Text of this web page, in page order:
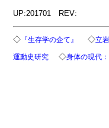
UP:201701 REV:
◇ 『生存学の企て』 ◇立
運動史研究 ◇身体の現代